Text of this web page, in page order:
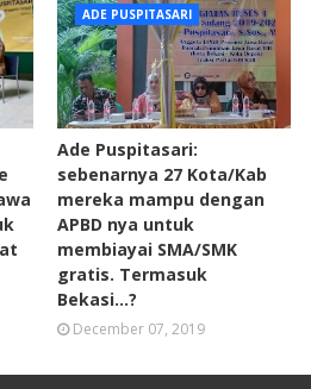
ADE PUSPITASARI
Ade Puspitasari:
sebenarnya 27 Kota/Kab
mereka mampu dengan
APBD nya untuk
membiayai SMA/SMK
gratis. Termasuk
Bekasi...?
December 07, 2019